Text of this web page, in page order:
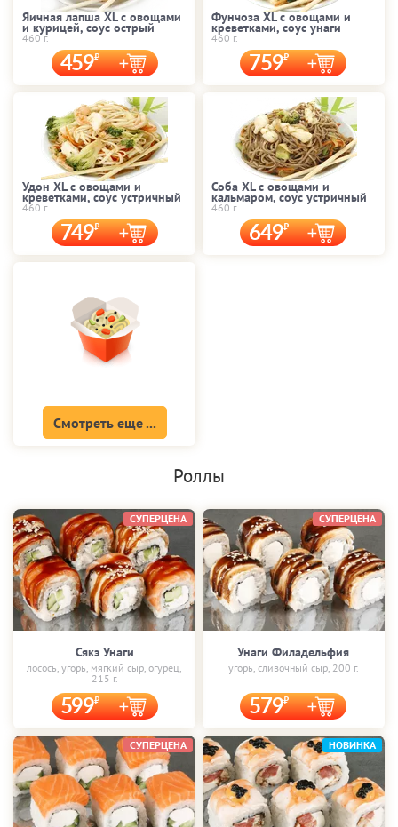
Яичная лапша XL с овощами
и курицей, соус острый
460 г.
459
Фунчоза XL с овощами и
креветками, соус унаги
460 г.
759
Удон XL с овощами и
креветками, соус устричный
460 г.
749
Соба XL с овощами и
кальмаром, соус устричный
460 г.
649
Смотреть еще ...
Роллы
Сякэ Унаги
лосось, угорь, мягкий сыр, огурец,
215 г.
599
СУПЕРЦЕНА
Унаги Филадельфия
угорь, сливочный сыр, 200 г.
579
СУПЕРЦЕНА
СУПЕРЦЕНА НОВИНКА